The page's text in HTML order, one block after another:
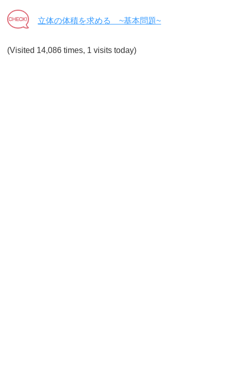
立体の体積を求める ~基本問題~
(Visited 14,086 times, 1 visits today)